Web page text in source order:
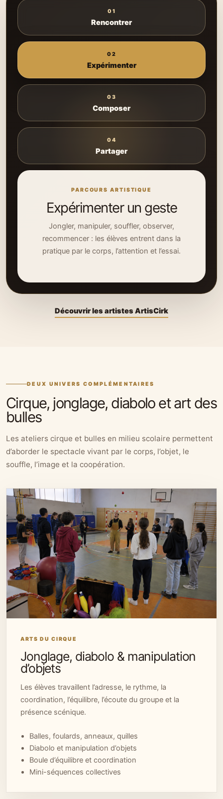
PARCOURS ARTISTIQUE
Expérimenter un geste
Jongler, manipuler, souffler, observer,
recommencer : les élèves entrent dans la
pratique par le corps, l’attention et l’essai.
01
Rencontrer
02
Expérimenter
03
Composer
04
Partager
Découvrir les artistes ArtisCirk
DEUX UNIVERS COMPLÉMENTAIRES
Cirque, jonglage, diabolo et art des
bulles
Les ateliers cirque et bulles en milieu scolaire permettent
d’aborder le spectacle vivant par le corps, l’objet, le
souffle, l’image et la coopération.
ARTS DU CIRQUE
Jonglage, diabolo & manipulation
d’objets
Les élèves travaillent l’adresse, le rythme, la
coordination, l’équilibre, l’écoute du groupe et la
présence scénique.
Balles, foulards, anneaux, quilles
Diabolo et manipulation d’objets
Boule d’équilibre et coordination
Mini-séquences collectives